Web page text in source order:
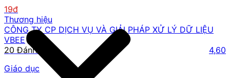
19đ
Thương hiệu
CÔNG TY CP DỊCH VỤ VÀ GIẢI PHÁP XỬ LÝ DỮ LIỆU
VBEE
20 Đánh giá
4,60
Giáo dục